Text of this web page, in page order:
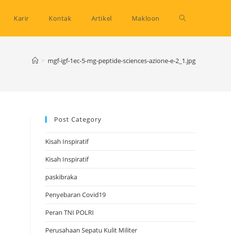
Karir Kontak Artikel Makloon Toggle
> mgf-igf-1ec-5-mg-peptide-sciences-azione-e-2_1.jpg
Post Category
Kisah Inspiratif
Kisah Inspiratif
paskibraka
Penyebaran Covid19
Peran TNI POLRI
Perusahaan Sepatu Kulit Militer